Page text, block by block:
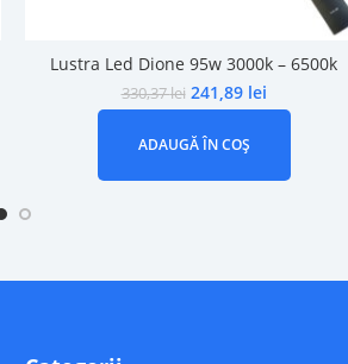
Lustra Led Dione 95w 3000k – 6500k
330,37lei 241,89 lei
ADAUGĂ ÎN COȘ